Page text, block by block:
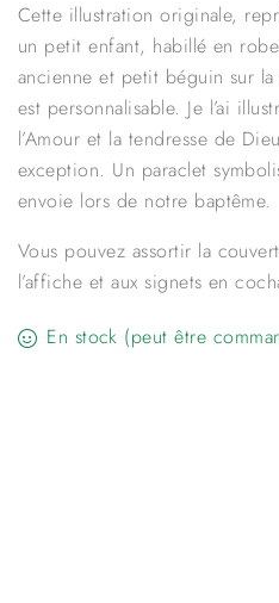
Cette illustration originale,
un petit enfant, habillé en
ancienne et petit béguin sur
est personnalisable. Je l’ai
l’Amour et la tendresse de
exception. Un paraclet
envoie lors de notre baptême.
Vous pouvez assortir la
l’affiche et aux signets en
En stock (peut être